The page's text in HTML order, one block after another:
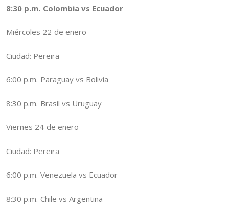
8:30 p.m. Colombia vs Ecuador
Miércoles 22 de enero
Ciudad: Pereira
6:00 p.m. Paraguay vs Bolivia
8:30 p.m. Brasil vs Uruguay
Viernes 24 de enero
Ciudad: Pereira
6:00 p.m. Venezuela vs Ecuador
8:30 p.m. Chile vs Argentina